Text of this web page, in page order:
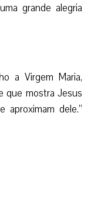
grande alegria
a Virgem Maria,
que mostra Jesus
dele.”